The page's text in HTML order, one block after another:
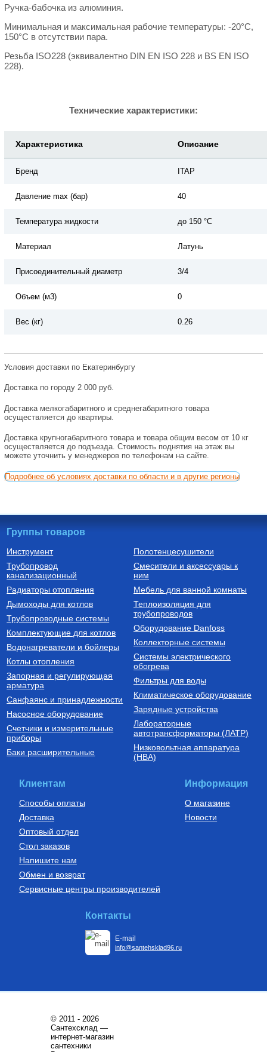
Ручка-бабочка из алюминия.
Минимальная и максимальная рабочие температуры: -20°C,
150°C в отсутствии пара.
Резьба ISO228 (эквивалентно DIN EN ISO 228 и BS EN ISO
228).
Технические характеристики:
Характеристика Описание
Бренд ITAP
Давление max (бар) 40
Температура жидкости до 150 °C
Материал Латунь
Присоединительный диаметр 3/4
Объем (м3) 0
Вес (кг) 0.26
Условия доставки по Екатеринбургу
Доставка по городу 2 000 руб.
Доставка мелкогабаритного и среднегабаритного товара
осуществляется до квартиры.
Доставка крупногабаритного товара и товара общим весом от 10 кг
осуществляется до подъезда. Стоимость поднятия на этаж вы
можете уточнить у менеджеров по телефонам на сайте.
Подробнее об условиях доставки по области и в другие регионы
Группы товаров
Инструмент
Трубопровод
канализационный
Радиаторы отопления
Дымоходы для котлов
Трубопроводные системы
Комплектующие для котлов
Водонагреватели и бойлеры
Котлы отопления
Запорная и регулирующая
арматура
Санфаянс и принадлежности
Насосное оборудование
Счетчики и измерительные
приборы
Баки расширительные
Полотенцесушители
Смесители и аксессуары к
ним
Мебель для ванной комнаты
Теплоизоляция для
трубопроводов
Оборудование Danfoss
Коллекторные системы
Системы электрического
обогрева
Фильтры для воды
Климатическое оборудование
Зарядные устройства
Лабораторные
автотрансформаторы (ЛАТР)
Низковольтная аппаратура
(НВА)
Клиентам
Способы оплаты
Доставка
Оптовый отдел
Стол заказов
Напишите нам
Обмен и возврат
Сервисные центры производителей
Информация
О магазине
Новости
Контакты
E-mail
info@santehsklad96.ru
© 2011 - 2026
Сантехсклад —
интернет-магазин
сантехники